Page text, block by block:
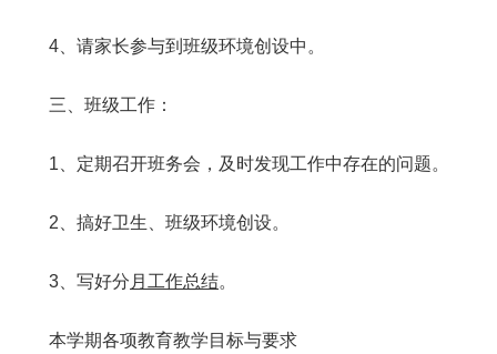
4、请家长参与到班级环境创设中。
三、班级工作：
1、定期召开班务会，及时发现工作中存在的问题。
2、搞好卫生、班级环境创设。
3、写好分 月 工作总结。
本学期各项教育教学目标与要求